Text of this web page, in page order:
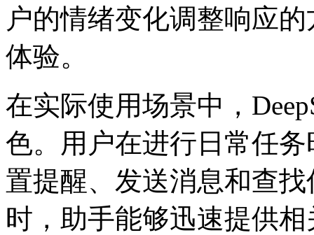
户的情绪变化调整响应
体验。
在实际使用场景中，
色。用户在进行日常任
置提醒、发送消息和查
时，助手能够迅速提供